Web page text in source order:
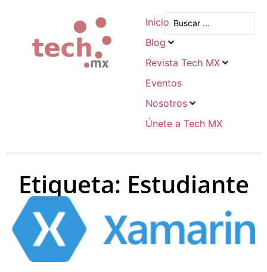
Inicio
Blog
Revista Tech MX
Eventos
Nosotros
Únete a Tech MX
Etiqueta: Estudiante